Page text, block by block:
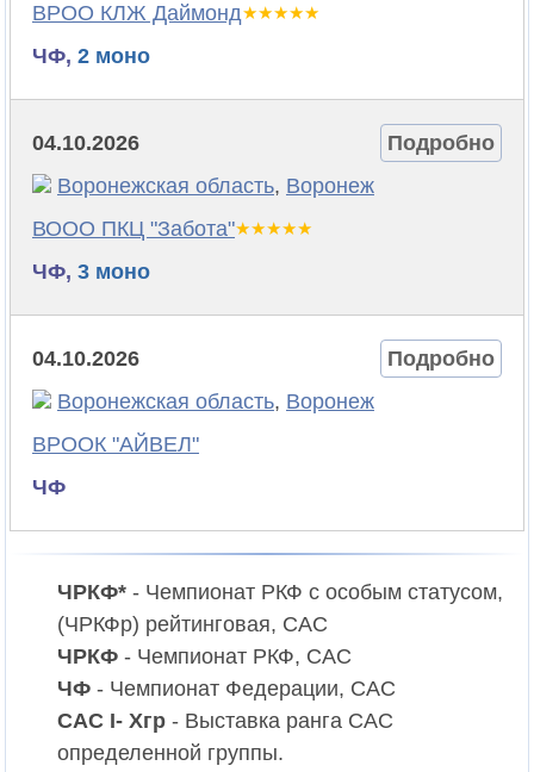
ВРОО КЛЖ Даймонд
ЧФ, 2 моно
04.10.2026
Подробно
Воронежская область, Воронеж
ВООО ПКЦ "Забота"
ЧФ, 3 моно
04.10.2026
Подробно
Воронежская область, Воронеж
ВРООК "АЙВЕЛ"
ЧФ
ЧРКФ* - Чемпионат РКФ c особым статусом,
(ЧРКФр) рейтинговая, CAC
ЧРКФ - Чемпионат РКФ, CAC
ЧФ - Чемпионат Федерации, CAC
CAC I- Xгр - Выставка ранга CAC
определенной группы.